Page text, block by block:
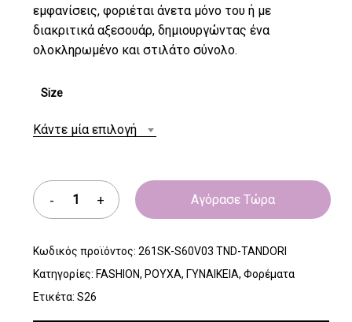
εμφανίσεις, φοριέται άνετα μόνο του ή με
διακριτικά αξεσουάρ, δημιουργώντας ένα
ολοκληρωμένο και στιλάτο σύνολο.
Size
Κάντε μία επιλογή
Αγόρασε Τώρα
Κωδικός προϊόντος: 261SK-S60V03 TND-TANDORI
Κατηγορίες: FASHION, ΡΟΥΧΑ, ΓΥΝΑΙΚΕΙΑ, Φορέματα
Ετικέτα: S26